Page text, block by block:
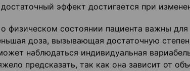
эффект достигается при
физическом состоянии пациента важны
доза, вызывающая достаточную
наблюдаться индивидуальная
предсказать, так как она зависит от